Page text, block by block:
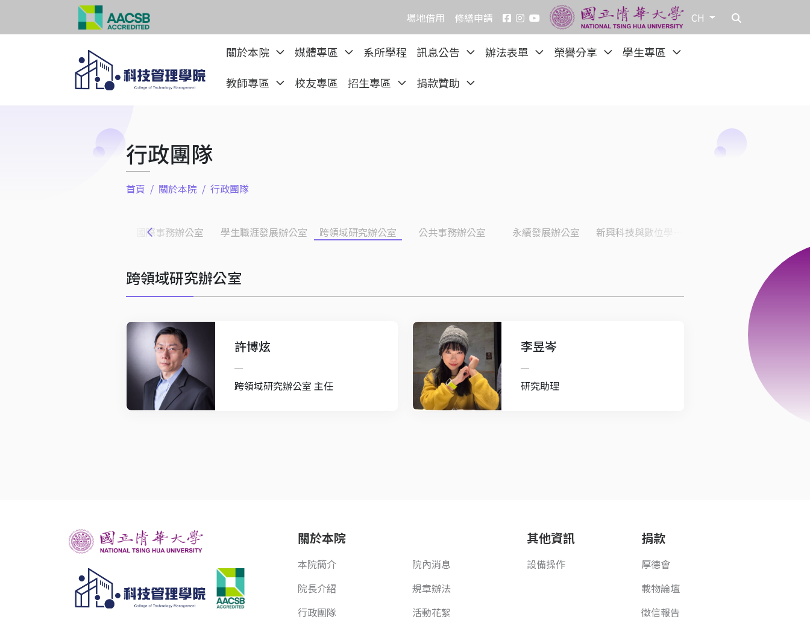
場地借用 修繕申請 CH
關於本院 媒體專區 系所學程 訊息公告 辦法表單 榮譽分享
學生專區
教師專區
校友專區 招生專區 捐款贊助
行政團隊
首頁 關於本院 行政團隊
國際事務辦公室 學生職涯發展辦公室 跨領域研究辦公室 公共事務辦公室 永續發展辦公室
跨領域研究辦公室
許博炫
跨領域研究辦公室 主任
李昱岑
研究助理
關於本院
本院簡介
院長介紹
行政團隊
院內消息
規章辦法
活動花絮
其他資訊
設備操作
捐款
厚德會
載物論壇
徵信報告